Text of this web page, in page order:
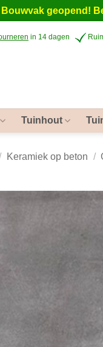
Bouwvak geopend!
in 14 dagen
Tuinhout
Keramiek op beton /